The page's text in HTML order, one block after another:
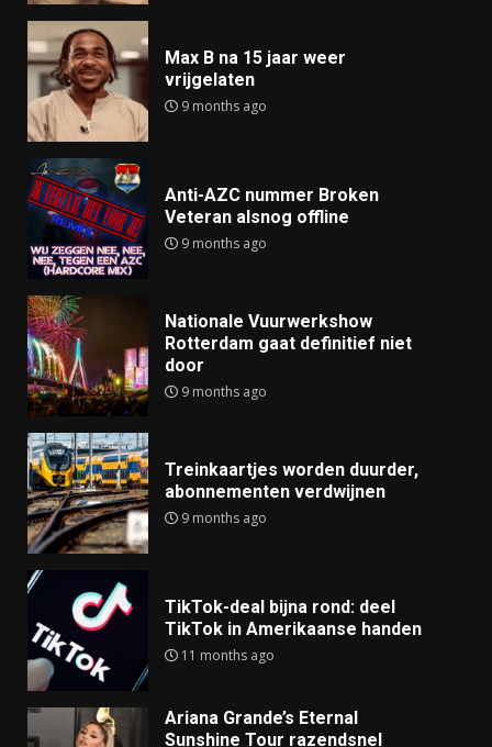
Max B na 15 jaar weer
vrijgelaten
9 months ago
Anti-AZC nummer Broken
Veteran alsnog offline
9 months ago
Nationale Vuurwerkshow
Rotterdam gaat definitief niet
door
9 months ago
Treinkaartjes worden duurder,
abonnementen verdwijnen
9 months ago
TikTok-deal bijna rond: deel
TikTok in Amerikaanse handen
11 months ago
Ariana Grande’s Eternal
Sunshine Tour razendsnel